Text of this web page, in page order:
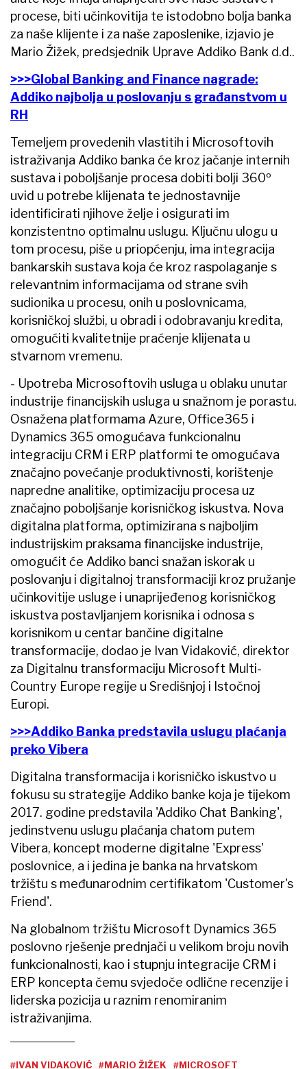
procese, biti učinkovitija te istodobno bolja banka
za naše klijente i za naše zaposlenike, izjavio je
Mario Žižek, predsjednik Uprave Addiko Bank d.d..
>>>Global Banking and Finance nagrade:
Addiko najbolja u poslovanju s građanstvom u
RH
Temeljem provedenih vlastitih i Microsoftovih
istraživanja Addiko banka će kroz jačanje internih
sustava i poboljšanje procesa dobiti bolji 360º
uvid u potrebe klijenata te jednostavnije
identificirati njihove želje i osigurati im
konzistentno optimalnu uslugu. Ključnu ulogu u
tom procesu, piše u priopćenju, ima integracija
bankarskih sustava koja će kroz raspolaganje s
relevantnim informacijama od strane svih
sudionika u procesu, onih u poslovnicama,
korisničkoj službi, u obradi i odobravanju kredita,
omogućiti kvalitetnije praćenje klijenata u
stvarnom vremenu.
- Upotreba Microsoftovih usluga u oblaku unutar
industrije financijskih usluga u snažnom je porastu.
Osnažena platformama Azure, Office365 i
Dynamics 365 omogućava funkcionalnu
integraciju CRM i ERP platformi te omogućava
značajno povećanje produktivnosti, korištenje
napredne analitike, optimizaciju procesa uz
značajno poboljšanje korisničkog iskustva. Nova
digitalna platforma, optimizirana s najboljim
industrijskim praksama financijske industrije,
omogućit će Addiko banci snažan iskorak u
poslovanju i digitalnoj transformaciji kroz pružanje
učinkovitije usluge i unaprijeđenog korisničkog
iskustva postavljanjem korisnika i odnosa s
korisnikom u centar bančine digitalne
transformacije, dodao je Ivan Vidaković, direktor
za Digitalnu transformaciju Microsoft Multi-
Country Europe regije u Središnjoj i Istočnoj
Europi.
>>>Addiko Banka predstavila uslugu plaćanja
preko Vibera
Digitalna transformacija i korisničko iskustvo u
fokusu su strategije Addiko banke koja je tijekom
2017. godine predstavila 'Addiko Chat Banking',
jedinstvenu uslugu plaćanja chatom putem
Vibera, koncept moderne digitalne 'Express'
poslovnice, a i jedina je banka na hrvatskom
tržištu s međunarodnim certifikatom 'Customer's
Friend'.
Na globalnom tržištu Microsoft Dynamics 365
poslovno rješenje prednjači u velikom broju novih
funkcionalnosti, kao i stupnju integracije CRM i
ERP koncepta čemu svjedoče odlične recenzije i
liderska pozicija u raznim renomiranim
istraživanjima.
#IVAN VIDAKOVIĆ #MARIO ŽIŽEK #MICROSOFT